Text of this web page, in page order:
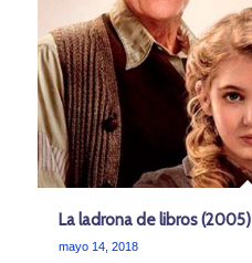
La ladrona de libros (2005)
mayo 14, 2018